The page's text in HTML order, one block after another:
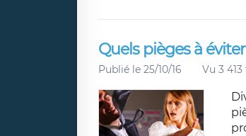
Quels pièges à
Publié le 25/10/16 Vu 3 413